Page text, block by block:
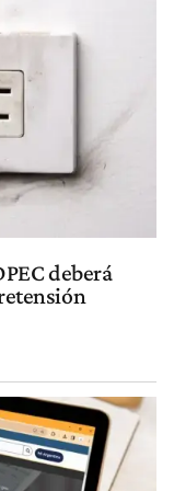
deberá